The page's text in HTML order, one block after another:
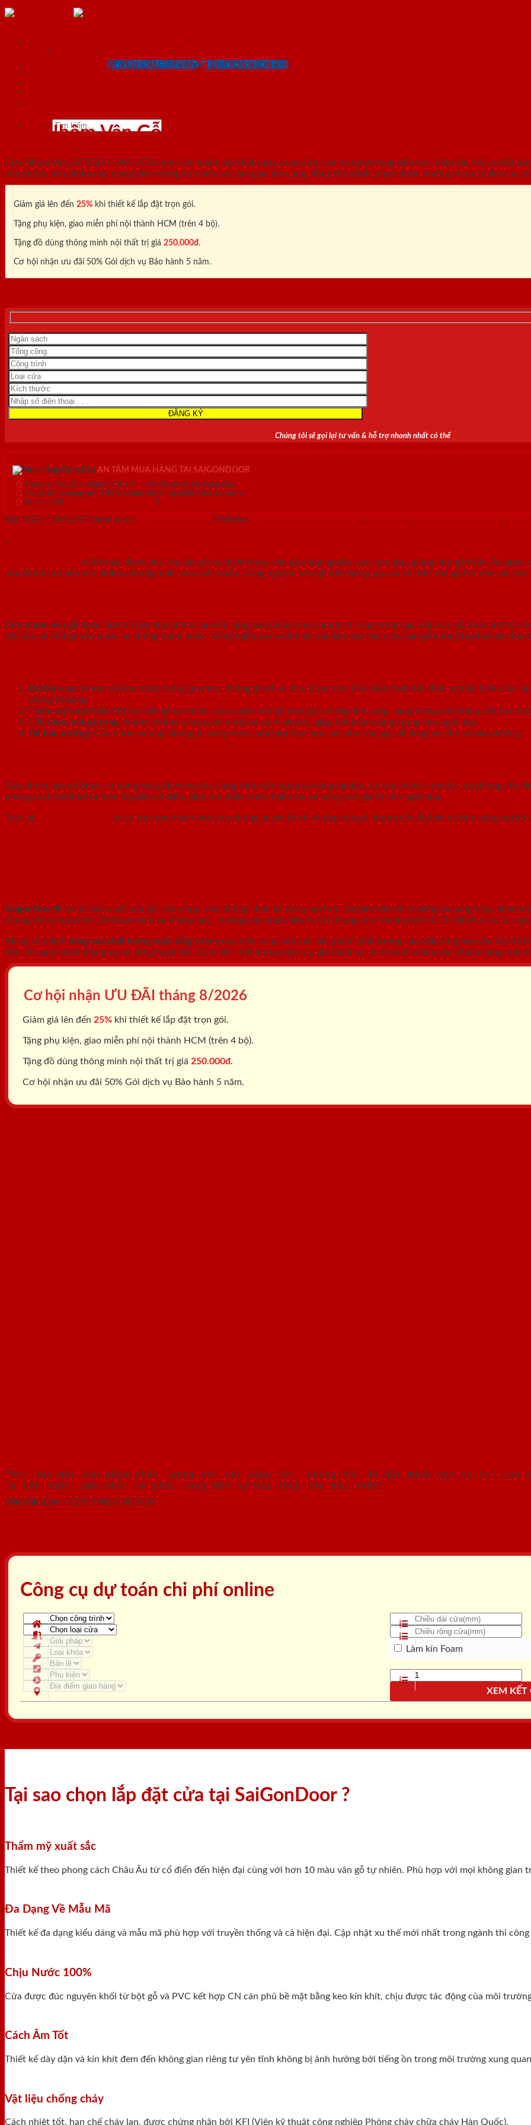
Skip
YÊU CẦU TƯ VẤN DỰ TOÁN CHI PHÍ
Tìm
/ / /
Cửa Nhôm Vân Gỗ SGD-CNVG-57
Cửa Nhôm Vân Gỗ SGD-CNVG-57 là một sản phẩm nội thất ngày càng được ưa chuộng trong kiến trúc hiện đại, bởi sự kết
của nhôm. Sản phẩm này mang đến vẻ đẹp tự nhiên và cảm giác ấm cúng, đồng thời khắc phục được những nhược điểm của
Giảm giá lên đến 25% khi thiết kế lắp đặt trọn gói.
Tặng phụ kiện, giao miễn phí nội thành HCM (trên 4 bộ).
Tặng đồ dùng thông minh nội thất trị giá 250.000đ.
Cơ hội nhận ưu đãi 50% Gói dịch vụ Bảo hành 5 năm.
Chúng tôi sẽ gọi lại tư vấn & hỗ trợ nhanh nhất có thể
AN TÂM MUA HÀNG TẠI SAIGONDOOR
Thương hiệu danh tiếng từ 2010 - Luôn đặt uy tín lên hàng đầu.
Sản phẩm đa dạng mới 100% và luôn được cập nhật theo xu hướng.
Xem chi tiết:
&
Mã: SGD-CNVG-57 Danh mục: Từ khóa: , , , ,
có bề mặt được phủ lớp vân gỗ tự nhiên hoặc vân gỗ công nghiệp, tạo cảm giác giống như gỗ thật. Vẻ
của nhôm tạo nên sản phẩm vừa đẹp mắt vừa chắc chắn. Công nghệ in vân gỗ tiên tiến giúp các chi tiết vân gỗ trở nên sắc
Cửa nhôm vân gỗ được làm từ hợp kim nhôm cao cấp, giúp sản phẩm nhẹ nhưng vô cùng cứng cáp. Lớp vân gỗ được in hoặc
lớp bảo vệ chống trầy xước và chống thấm nước. Công nghệ sản xuất hiện đại đảm bảo màu sắc vân gỗ không bị phai mờ
Độ bền cao: Nhôm có khả năng chống ăn mòn, chống gỉ sét và chịu được mọi điều kiện thời tiết khắc nghiệt. Điều này
thông thường.
Thẩm mỹ vượt trội: Với lớp vân gỗ tự nhiên, cửa nhôm vân gỗ mang lại vẻ đẹp ấm cúng, sang trọng mà không cần bảo
Tiết kiệm năng lượng: Nhôm có khả năng cách nhiệt và cách âm tốt, giúp tiết kiệm năng lượng cho ngôi nhà.
Dễ bảo dưỡng: Cửa nhôm vân gỗ không bị cong vênh, mối mọt hay mục nát như cửa gỗ, dễ dàng vệ sinh và bảo dưỡng.
Cửa nhôm vân gỗ được sử dụng rộng rãi trong các công trình dân dụng và công nghiệp, từ cửa chính, cửa sổ, cửa phòng cho
phong cách thiết kế từ hiện đại đến cổ điển, giúp tạo điểm nhấn thẩm mỹ và nâng cao giá trị cho ngôi nhà.
Tóm lại, là sự lựa chọn hoàn hảo cho những ai yêu thích vẻ đẹp của gỗ nhưng cần độ bền và tính năng vượt
SaigonDoor® là nhà sản xuất cửa gỗ, cửa nhựa, cửa chống cháy đã có uy tín hơn 10 năm trên thị trường và hàng triệu khách
chúng tôi sở hữu hơn 10 showroom và 4 nhà máy - xưởng sản xuất nằm ở vị trí trung tâm thành phố Hồ Chí Minh và & tại
Mang sứ mệnh nâng cao chất lượng cuộc sống thông qua việc cung cấp các sản phẩm chất lượng cao, đáp ứng mọi yêu cầu
đến cho quý khách hàng sự hài lòng tuyệt đối. Cam kết chất lượng dịch vụ, giá thành & chính sách chăm sóc khách hàng luôn
Cơ hội nhận ƯU ĐÃI tháng 8/2026
Giảm giá lên đến 25% khi thiết kế lắp đặt trọn gói.
Tặng phụ kiện, giao miễn phí nội thành HCM (trên 4 bộ).
Tặng đồ dùng thông minh nội thất trị giá 250.000đ.
Cơ hội nhận ưu đãi 50% Gói dịch vụ Bảo hành 5 năm.
"Khi bán một sản phẩm chất lượng với vật liệu tốt, chúng tôi đã đặt mình vào vị trí của
là tốt nhất, bền nhất và phải mang đến sự hài lòng lâu dài nhất"
Trần Văn Lãm / CEO SAIGONDOOR
Công cụ dự toán chi phí online
Làm kín Foam
XEM KẾT
Tại sao chọn lắp đặt cửa tại SaiGonDoor ?
Thẩm mỹ xuất sắc
Thiết kế theo phong cách Châu Âu từ cổ điển đến hiện đại cùng với hơn 10 màu vân gỗ tự nhiên. Phù hợp với mọi không gian
Đa Dạng Về Mẫu Mã
Thiết kế đa dạng kiểu dáng và mẫu mã phù hợp với truyền thống và cả hiện đại. Cập nhật xu thế mới nhất trong ngành thi
Chịu Nước 100%
Cửa được đúc nguyên khối từ bột gỗ và PVC kết hợp CN cán phủ bề mặt bằng keo kín khít, chịu được tác động của môi
Cách Âm Tốt
Thiết kế dày dặn và kín khít đem đến không gian riêng tư yên tĩnh không bị ảnh hưởng bới tiếng ồn trong môi trường xung
Vật liệu chống cháy
Cách nhiệt tốt, hạn chế cháy lan, được chứng nhận bởi KFI (Viện kỹ thuật công nghiệp Phòng cháy chữa cháy Hàn Quốc).